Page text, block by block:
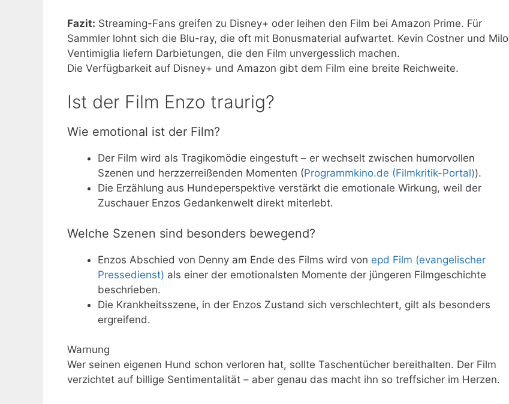
Fazit: Streaming-Fans greifen zu Disney+ oder leihen den Film bei Amazon Prime. Für
Sammler lohnt sich die Blu-ray, die oft mit Bonusmaterial aufwartet. Kevin Costner und Milo
Ventimiglia liefern Darbietungen, die den Film unvergesslich machen.
Die Verfügbarkeit auf Disney+ und Amazon gibt dem Film eine breite Reichweite.
Ist der Film Enzo traurig?
Wie emotional ist der Film?
Der Film wird als Tragikomödie eingestuft – er wechselt zwischen humorvollen
Szenen und herzzerreißenden Momenten (Programmkino.de (Filmkritik-Portal)).
Die Erzählung aus Hundeperspektive verstärkt die emotionale Wirkung, weil der
Zuschauer Enzos Gedankenwelt direkt miterlebt.
Welche Szenen sind besonders bewegend?
Enzos Abschied von Denny am Ende des Films wird von epd Film (evangelischer
Pressedienst) als einer der emotionalsten Momente der jüngeren Filmgeschichte
beschrieben.
Die Krankheitsszene, in der Enzos Zustand sich verschlechtert, gilt als besonders
ergreifend.
Warnung
Wer seinen eigenen Hund schon verloren hat, sollte Taschentücher bereithalten. Der Film
verzichtet auf billige Sentimentalität – aber genau das macht ihn so treffsicher im Herzen.